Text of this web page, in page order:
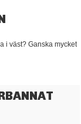
i väst? Ganska mycket